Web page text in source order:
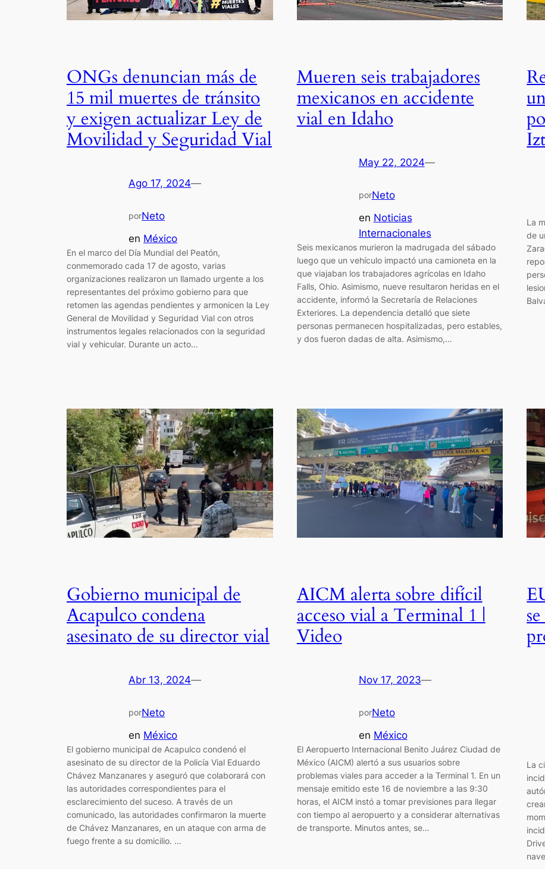
ONGs denuncian más de
15 mil muertes de tránsito
y exigen actualizar Ley de
Movilidad y Seguridad Vial
Ago 17, 2024—
porNeto
en México
En el marco del Día Mundial del Peatón,
conmemorado cada 17 de agosto, varias
organizaciones realizaron un llamado urgente a los
representantes del próximo gobierno para que
retomen las agendas pendientes y armonicen la Ley
General de Movilidad y Seguridad Vial con otros
instrumentos legales relacionados con la seguridad
vial y vehicular. Durante un acto…
Mueren seis trabajadores
mexicanos en accidente
vial en Idaho
May 22, 2024—
porNeto
en Noticias
Internacionales
Seis mexicanos murieron la madrugada del sábado
luego que un vehículo impactó una camioneta en la
que viajaban los trabajadores agrícolas en Idaho
Falls, Ohio. Asimismo, nueve resultaron heridas en el
accidente, informó la Secretaría de Relaciones
Exteriores. La dependencia detalló que siete
personas permanecen hospitalizadas, pero estables,
y dos fueron dadas de alta. Asimismo,…
La
de
Gobierno municipal de
Acapulco condena
asesinato de su director vial
Abr 13, 2024—
porNeto
en México
El gobierno municipal de Acapulco condenó el
asesinato de su director de la Policía Vial Eduardo
Chávez Manzanares y aseguró que colaborará con
las autoridades correspondientes para el
esclarecimiento del suceso. A través de un
comunicado, las autoridades confirmaron la muerte
de Chávez Manzanares, en un ataque con arma de
fuego frente a su domicilio. …
AICM alerta sobre difícil
acceso vial a Terminal 1 |
Video
Nov 17, 2023—
porNeto
en México
El Aeropuerto Internacional Benito Juárez Ciudad de
México (AICM) alertó a sus usuarios sobre
problemas viales para acceder a la Terminal 1. En un
mensaje emitido este 16 de noviembre a las 9:30
horas, el AICM instó a tomar previsiones para llegar
con tiempo al aeropuerto y a considerar alternativas
de transporte. Minutos antes, se…
La